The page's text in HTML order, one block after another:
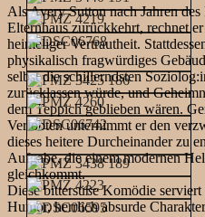
Als Avery Sutton nach Jahren des
Elternhaus zurückkehrt, rechnet
heimeliger Vertrautheit.
physikalisch fragwürdiges
selbst die schillerndsten
zurücklassen würde, und
dem Teppich geblieben wären.
Verlobten unternimmt er den
dieses heitere Durcheinander zu
Aufgabe, die einem modernen
gleichkommt.
Diese bittersüße Komödie serviert
Humor, herrlich absurde